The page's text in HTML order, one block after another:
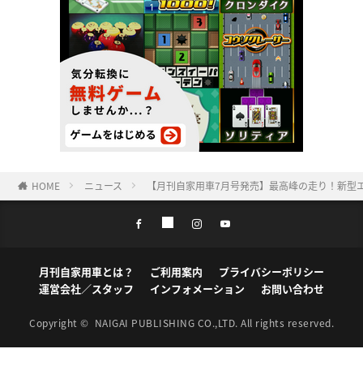
HOME ニュース 【月刊自家用車7月号発売】最高峰の走り！新
月刊自家用車とは？ ご利用案内
プライバシーポリシー
運営会社／スタッフ
インフォメーション お問い合わせ
Copyright © NAIGAI PUBLISHING CO.,LTD. All rights reserved.